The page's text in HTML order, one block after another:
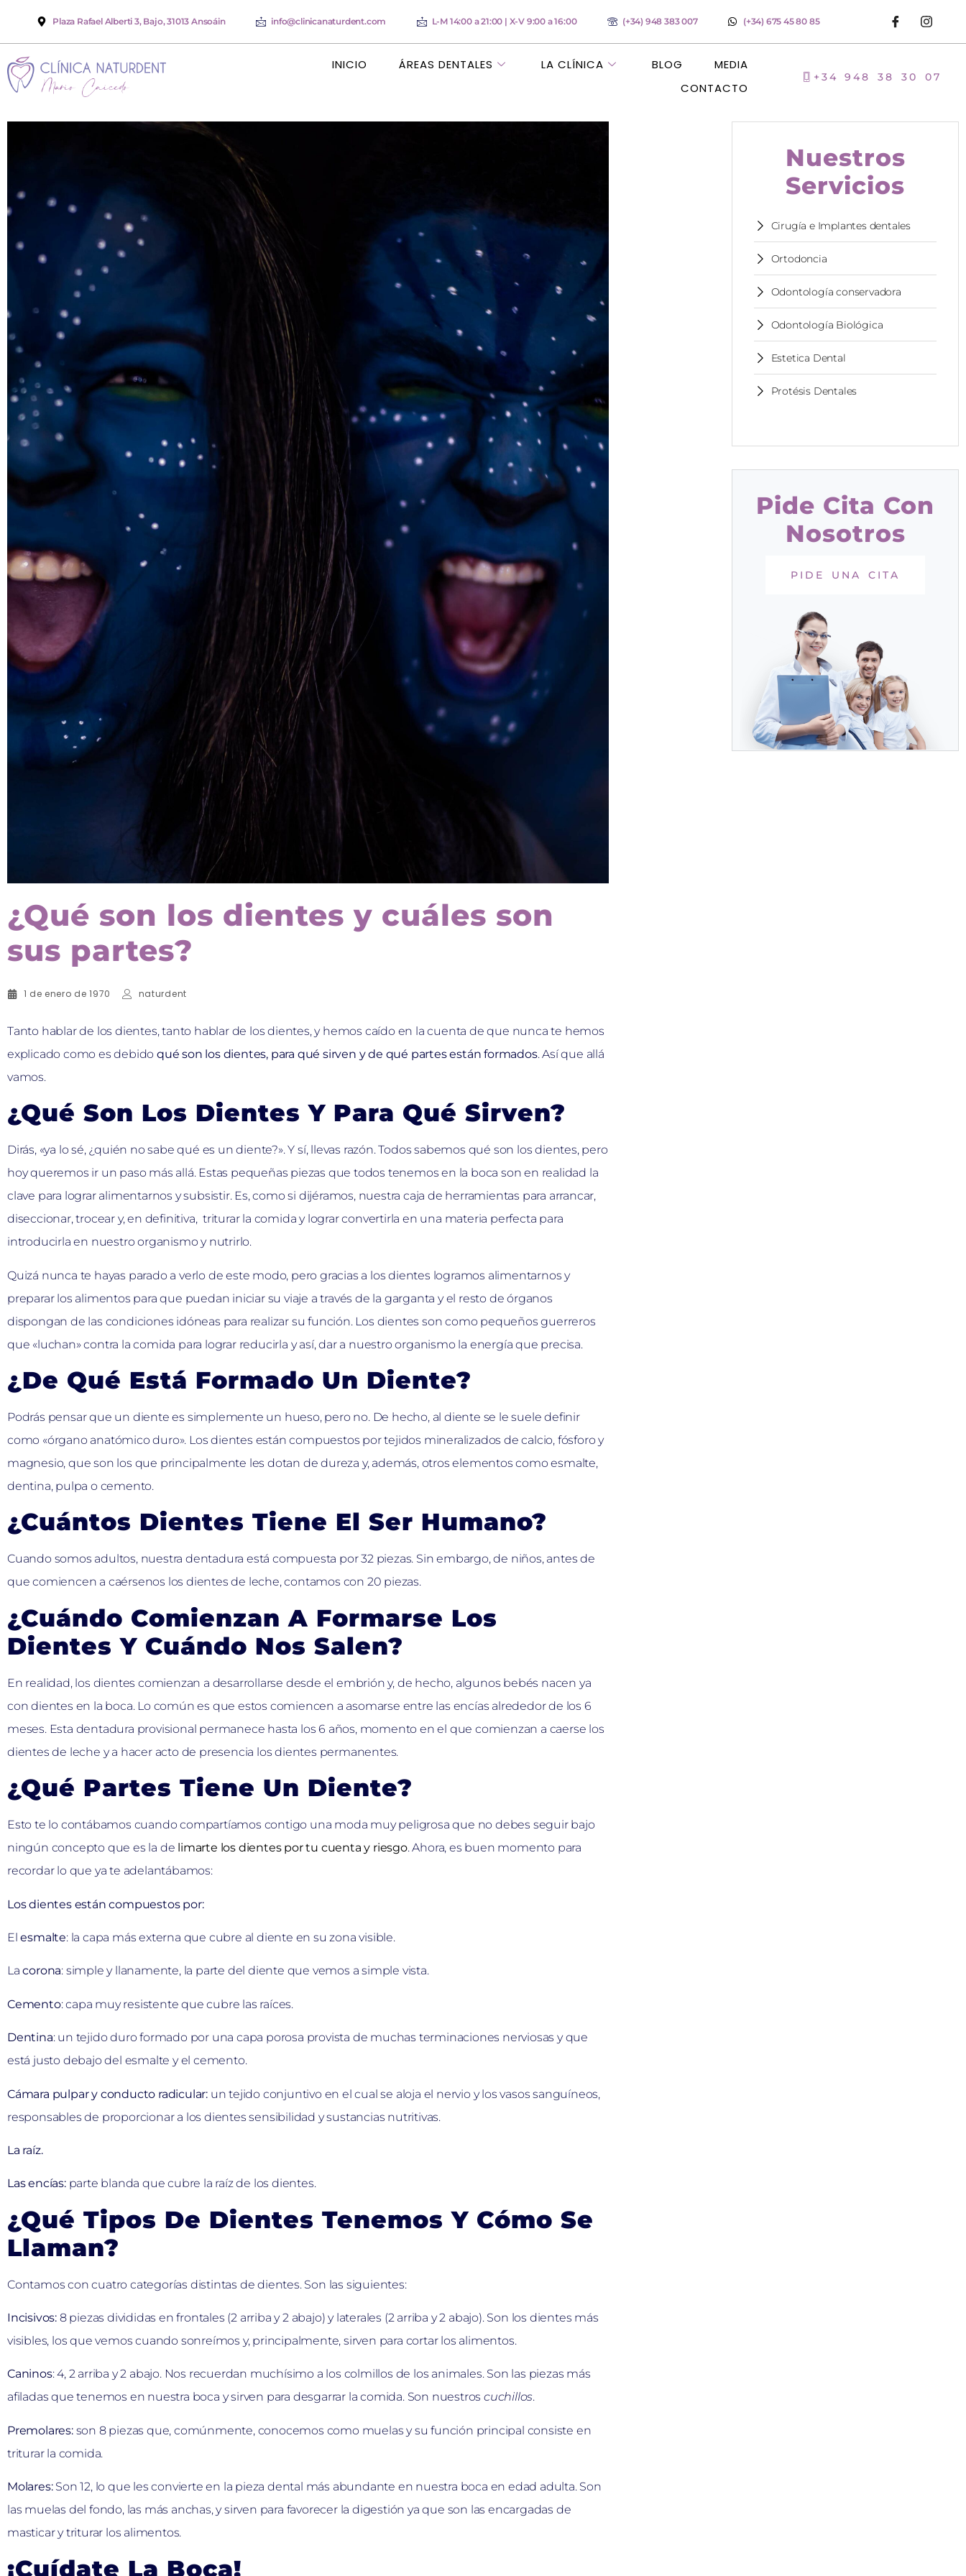
Plaza Rafael Alberti 3, Bajo, 31013 Ansoáin info@clinicanaturdent.com L-M 14:00 a 21:00 | X-V 9:00 a 16:00 (+34) 948 383 007 (+34) 675 45 80 85
INICIO ÁREAS DENTALES LA CLÍNICA BLOG
MEDIA
CONTACTO
+34 948 38 30 07
¿Qué son los dientes y cuáles son
sus partes?
1 de enero de 1970 naturdent
Tanto hablar de los dientes, tanto hablar de los dientes, y hemos caído en la cuenta de que nunca te hemos
explicado como es debidoqué son los dientes, para qué sirven y de qué partes están formados. Así que allá
vamos.
¿Qué Son Los Dientes Y Para Qué Sirven?
Dirás, «ya lo sé, ¿quién no sabe qué es un diente?». Y sí, llevas razón. Todos sabemos qué son los dientes, pero
hoy queremos ir un paso más allá. Estas pequeñas piezas que todos tenemos en la boca son en realidad la
clave para lograr alimentarnos y subsistir. Es, como si dijéramos, nuestra caja de herramientas para arrancar,
diseccionar, trocear y, en definitiva, triturar la comida y lograr convertirla en una materia perfecta para
introducirla en nuestro organismo y nutrirlo.
Quizá nunca te hayas parado a verlo de este modo, pero gracias a los dientes logramos alimentarnos y
preparar los alimentos para que puedan iniciar su viaje a través de la garganta y el resto de órganos
dispongan de las condiciones idóneas para realizar su función. Los dientes son como pequeños guerreros
que «luchan» contra la comida para lograr reducirla y así, dar a nuestro organismo la energía que precisa.
¿De Qué Está Formado Un Diente?
Podrás pensar que un diente es simplemente un hueso, pero no. De hecho, al diente se le suele definir
como «órgano anatómico duro». Los dientes están compuestos por tejidos mineralizados de calcio, fósforo y
magnesio, que son los que principalmente les dotan de dureza y, además, otros elementos como esmalte,
dentina, pulpa o cemento.
¿Cuántos Dientes Tiene El Ser Humano?
Cuando somos adultos, nuestra dentadura está compuesta por 32 piezas. Sin embargo, de niños, antes de
que comiencen a caérsenos los dientes de leche, contamos con 20 piezas.
¿Cuándo Comienzan A Formarse Los
Dientes Y Cuándo Nos Salen?
En realidad, los dientes comienzan a desarrollarse desde el embrión y, de hecho, algunos bebés nacen ya
con dientes en la boca. Lo común es que estos comiencen a asomarse entre las encías alrededor de los 6
meses. Esta dentadura provisional permanece hasta los 6 años, momento en el que comienzan a caerse los
dientes de leche y a hacer acto de presencia los dientes permanentes.
¿Qué Partes Tiene Un Diente?
Esto te lo contábamos cuando compartíamos contigo una moda muy peligrosa que no debes seguir bajo
ningún concepto que es la de limarte los dientes por tu cuenta y riesgo. Ahora, es buen momento para
recordar lo que ya te adelantábamos:
Los dientes están compuestos por:
Elesmalte: la capa más externa que cubre al diente en su zona visible.
Lacorona: simple y llanamente, la parte del diente que vemos a simple vista.
Cemento: capa muy resistente que cubre las raíces.
Dentina: un tejido duro formado por una capa porosa provista de muchas terminaciones nerviosas y que
está justo debajo del esmalte y el cemento.
Cámara pulpar y conducto radicular: un tejido conjuntivo en el cual se aloja el nervio y los vasos sanguíneos,
responsables de proporcionar a los dientes sensibilidad y sustancias nutritivas.
La raíz.
Las encías:parte blanda que cubre la raíz de los dientes.
¿Qué Tipos De Dientes Tenemos Y Cómo Se
Llaman?
Contamos con cuatro categorías distintas de dientes. Son las siguientes:
Incisivos: 8 piezas divididas en frontales (2 arriba y 2 abajo) y laterales (2 arriba y 2 abajo). Son los dientes más
visibles, los que vemos cuando sonreímos y, principalmente, sirven para cortar los alimentos.
Caninos: 4, 2 arriba y 2 abajo. Nos recuerdan muchísimo a los colmillos de los animales. Son las piezas más
afiladas que tenemos en nuestra boca y sirven para desgarrar la comida. Son nuestros cuchillos.
Premolares:son 8 piezas que, comúnmente, conocemos como muelas y su función principal consiste en
triturar la comida.
Molares:Son 12, lo que les convierte en la pieza dental más abundante en nuestra boca en edad adulta. Son
las muelas del fondo, las más anchas, y sirven para favorecer la digestión ya que son las encargadas de
masticar y triturar los alimentos.
¡Cuídate La Boca!
Nuestros
Servicios
Cirugía e Implantes dentales
Ortodoncia
Odontología conservadora
Odontología Biológica
Estetica Dental
Protésis Dentales
Pide Cita Con
Nosotros
PIDE UNA CITA